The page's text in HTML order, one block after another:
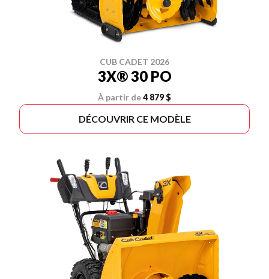
CUB CADET 2026
3X® 30 PO
À partir de4 879 $
DÉCOUVRIR CE MODÈLE